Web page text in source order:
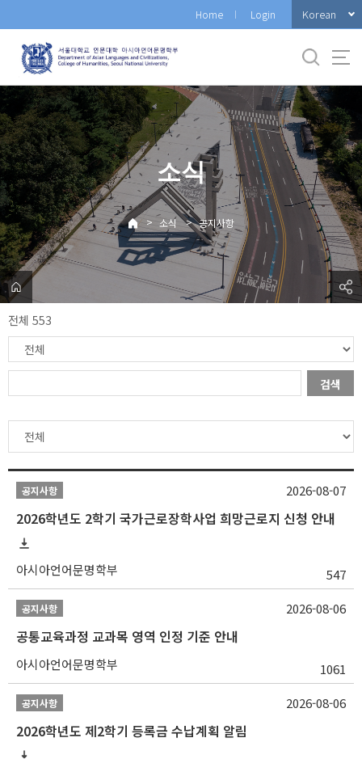
로
메
뉴
Home Login Korean
소식
> 소식 > 공지사항
전체 553
검색
공지사항
2026학년도 2학기 국가근로장학사업 희망근로지 신청 안내
아시아언어문명학부 547
2026-08-07
공지사항
공통교육과정 교과목 영역 인정 기준 안내
아시아언어문명학부 1061
2026-08-06
공지사항
2026학년도 제2학기 등록금 수납계획 알림
2026-08-06